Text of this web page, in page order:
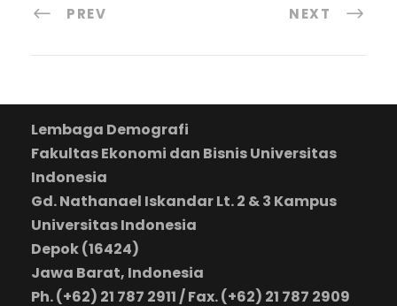
PREV NEXT
Lembaga Demografi
Fakultas Ekonomi dan Bisnis Universitas
Indonesia
Gd. Nathanael Iskandar Lt. 2 & 3 Kampus
Universitas Indonesia
Depok (16424)
Jawa Barat, Indonesia
Ph. (+62) 21 787 2911 / Fax. (+62) 21 787 2909